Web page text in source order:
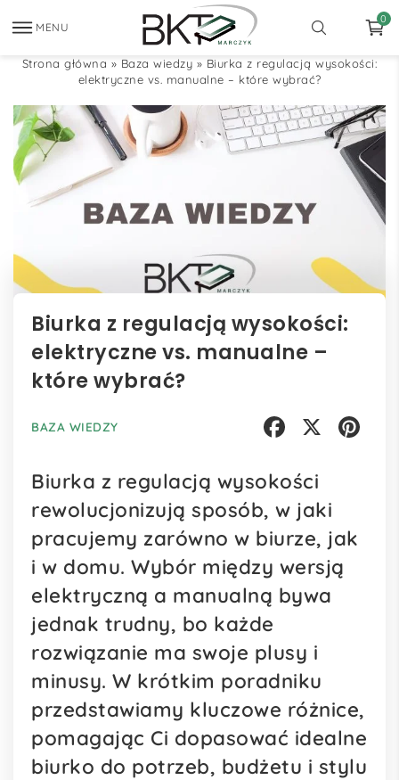
MENU
0
Strona główna » Baza wiedzy » Biurka z regulacją wysokości:
elektryczne vs. manualne – które wybrać?
Biurka z regulacją wysokości:
elektryczne vs. manualne –
które wybrać?
BAZA WIEDZY
Biurka z regulacją wysokości
rewolucjonizują sposób, w jaki
pracujemy zarówno w biurze, jak
i w domu. Wybór między wersją
elektryczną a manualną bywa
jednak trudny, bo każde
rozwiązanie ma swoje plusy i
minusy. W krótkim poradniku
przedstawiamy kluczowe różnice,
pomagając Ci dopasować idealne
biurko do potrzeb, budżetu i stylu